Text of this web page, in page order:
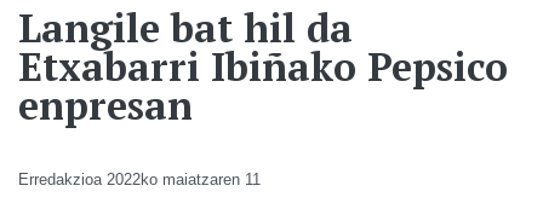
Langile bat hil da
Etxabarri Ibiñako Pepsico
enpresan
Erredakzioa 2022ko maiatzaren 11